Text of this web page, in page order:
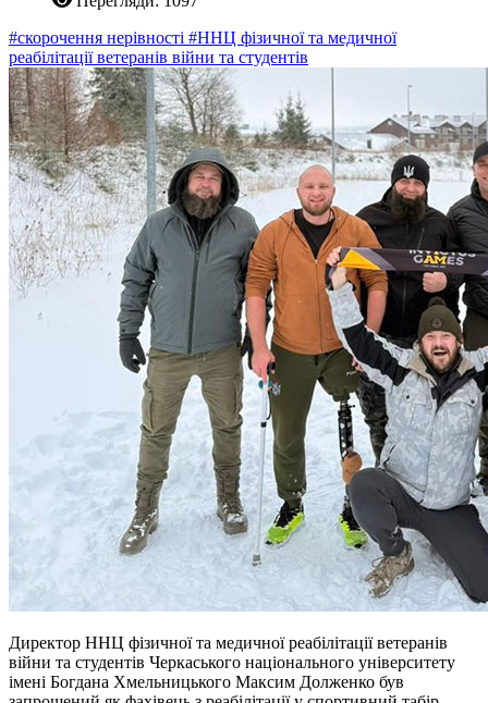
#скорочення нерівності #ННЦ фізичної та медичної
реабілітації ветеранів війни та студентів
Директор ННЦ фізичної та медичної реабілітації ветеранів
війни та студентів Черкаського національного університету
імені Богдана Хмельницького Максим Долженко був